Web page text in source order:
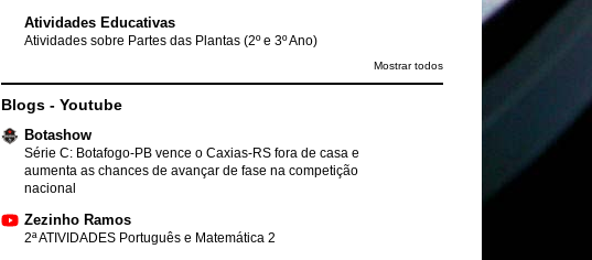
Atividades Educativas
Atividades sobre Partes das Plantas (2º e 3º Ano)
Mostrar todos
Blogs - Youtube
Botashow
Série C: Botafogo-PB vence o Caxias-RS fora de casa e
aumenta as chances de avançar de fase na competição
nacional
Zezinho Ramos
2ª ATIVIDADES Português e Matemática 2